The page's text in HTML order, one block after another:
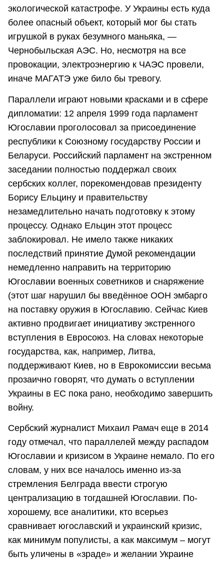
экологической катастрофе. У Украины есть куда
более опасный объект, который мог бы стать
игрушкой в руках безумного маньяка, —
Чернобыльская АЭС. Но, несмотря на все
провокации, электроэнергию к ЧАЭС провели,
иначе МАГАТЭ уже било бы тревогу.
Параллели играют новыми красками и в сфере
дипломатии: 12 апреля 1999 года парламент
Югославии проголосовал за присоединение
республики к Союзному государству России и
Беларуси. Российский парламент на экстренном
заседании полностью поддержал своих
сербских коллег, порекомендовав президенту
Борису Ельцину и правительству
незамедлительно начать подготовку к этому
процессу. Однако Ельцин этот процесс
заблокировал. Не имело также никаких
последствий принятие Думой рекомендации
немедленно направить на территорию
Югославии военных советников и снаряжение
(этот шаг нарушил бы введённое ООН эмбарго
на поставку оружия в Югославию. Сейчас Киев
активно продвигает инициативу экстренного
вступления в Евросоюз. На словах некоторые
государства, как, например, Литва,
поддерживают Киев, но в Еврокомиссии весьма
прозаично говорят, что думать о вступлении
Украины в ЕС пока рано, необходимо завершить
войну.
Сербский журналист Михаил Рамач еще в 2014
году отмечал, что параллелей между распадом
Югославии и кризисом в Украине немало. По его
словам, у них все началось именно из-за
стремления Белграда ввести строгую
централизацию в тогдашней Югославии. По-
хорошему, все аналитики, кто всерьез
сравнивает югославский и украинский кризис,
как минимум популисты, а как максимум – могут
быть уличены в «зраде» и желании Украине